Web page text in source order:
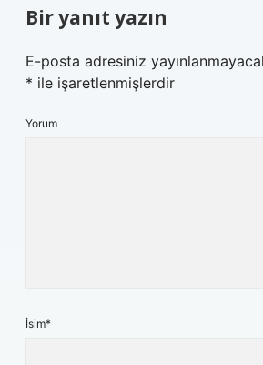
Bir yanıt yazın
E-posta adresiniz
* ile işaretlenmişlerdir
Yorum
İsim*